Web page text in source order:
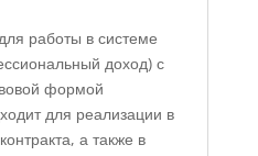
работы в системе
доход) с
формой
для реализации в
а также в